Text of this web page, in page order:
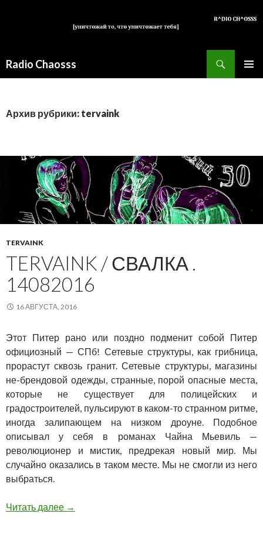
Radio Chaosss
Архив рубрики: tervaink
TERVAINK
TERVAINK / СВАЛКА .
14082016
16 АВГУСТА, 2016
Этот Питер рано или поздно подменит собой Питер
официозный — СПб! Сетевые структуры, как грибница,
прорастут сквозь гранит. Сетевые структуры, магазины
не-брендовой одежды, странные, порой опасные места,
которые не существует для полицейских и
градостроителей, пульсируют в каком-то странном ритме,
иногда залипающем на низком дроуне. Подобное
описывал у себя в романах Чайна Мьевиль —
революционер и мистик, предрекая новый мир. Мы
случайно оказались в таком месте. Мы не смогли из него
выбраться.
Читать далее tervaink / СВАЛКА . 14082016
→